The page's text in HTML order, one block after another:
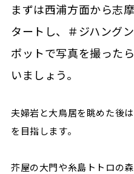
まずは西浦方面から志
タートし、＃ジハング
ポットで写真を撮った
いましょう。
夫婦岩と大鳥居を眺めた後
を目指します。
芥屋の大門や糸島トトロの